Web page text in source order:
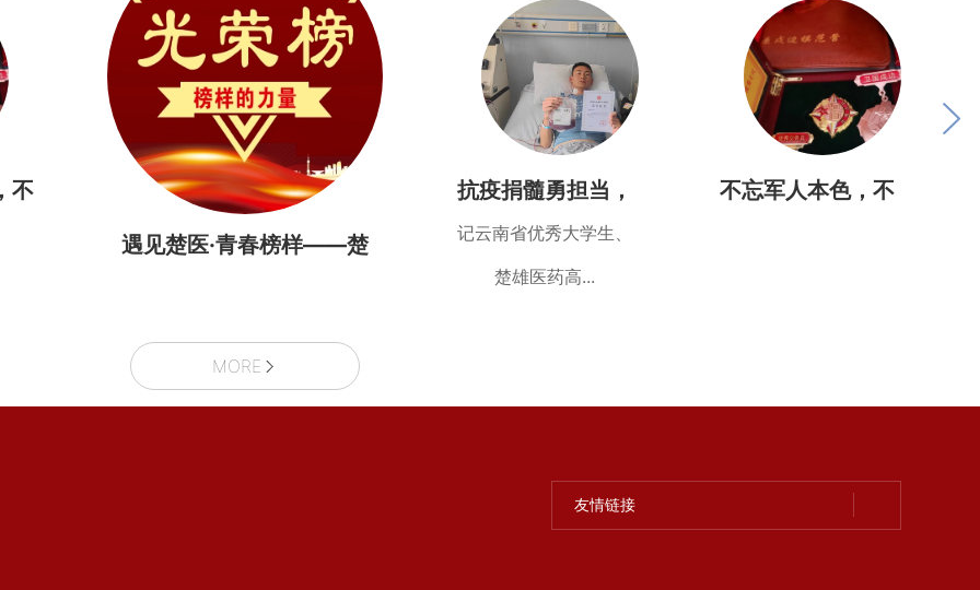
不
遇见楚医·青春榜样——楚
抗疫捐髓勇担当，
青年历练兴中华
记云南省优秀大学生、
楚雄医药高...
不忘军人本色，不
MORE
友情链接